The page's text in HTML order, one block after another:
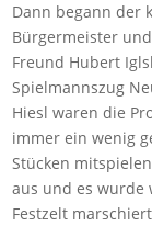
Dann begann der
Bürgermeister
Freund Hubert
Spielmannszug
Hiesl waren die
immer ein wenig
Stücken
aus und es
Festzelt